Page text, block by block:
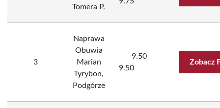
Tomera P.
3
Naprawa
Obuwia
Marian
Tyrybon,
Podgórze
9.50
9.50
Zobacz